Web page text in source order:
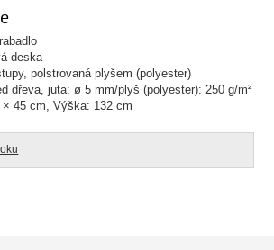
deska
polstrovaná plyšem (polyester)
dřeva, juta: ø 5 mm/plyš (polyester): 250 g/m²
× 45 cm, Výška: 132 cm